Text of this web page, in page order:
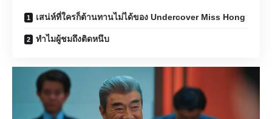
เสน่ห์ที่ใครก็ต้านทานไม่ได้ของ Undercover Miss Hong
ทำไมผู้ชมถึงติดหนึบ